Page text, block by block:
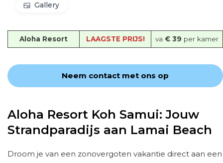
Gallery
Aloha Resort LAAGSTE PRIJS! va € 39 per kamer
Neem contact met ons op
Aloha Resort Koh Samui: Jouw
Strandparadijs aan Lamai Beach
Droom je van een zonovergoten vakantie direct aan een